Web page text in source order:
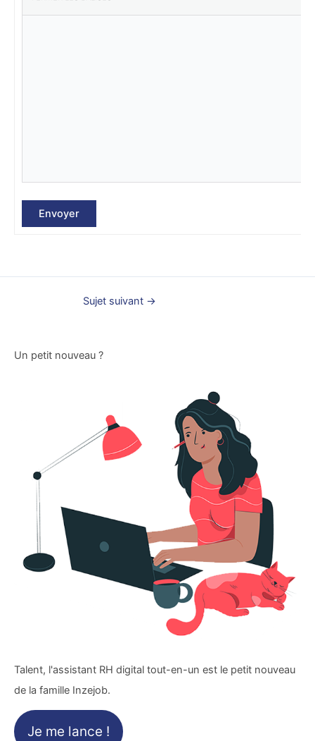
Envoyer
Sujet suivant →
Un petit nouveau ?
Talent, l'assistant RH digital tout-en-un est le petit nouveau
de la famille Inzejob.
Je me lance !